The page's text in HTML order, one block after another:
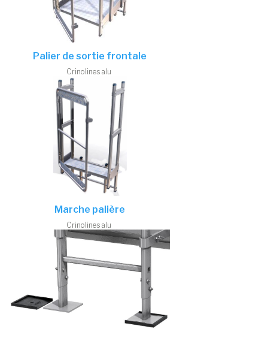
Palier de sortie frontale
Crinolines alu
Marche palière
Crinolines alu